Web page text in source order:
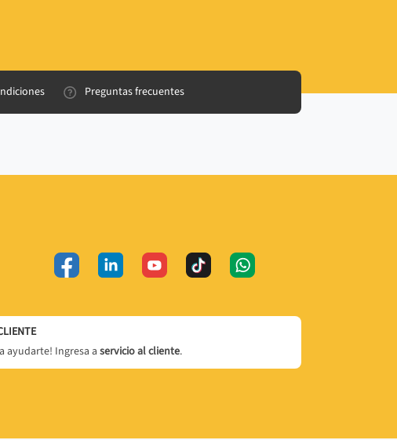
Preguntas frecuentes
ayudarte! Ingresa a servicio al cliente.